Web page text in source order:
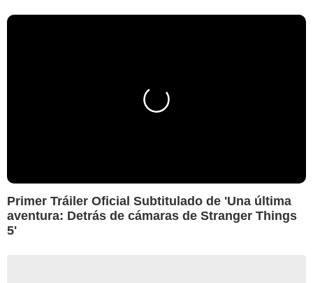
Primer Tráiler Oficial Subtitulado de 'Una última
aventura: Detrás de cámaras de Stranger Things
5'